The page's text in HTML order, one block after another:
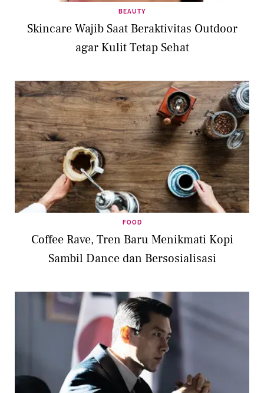
BEAUTY
Skincare Wajib Saat Beraktivitas Outdoor
agar Kulit Tetap Sehat
FOOD
Coffee Rave, Tren Baru Menikmati Kopi
Sambil Dance dan Bersosialisasi